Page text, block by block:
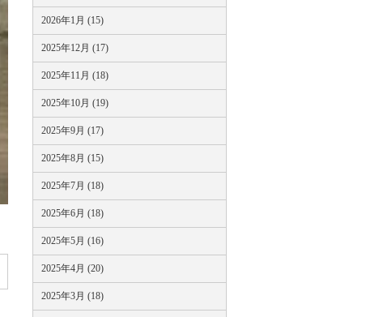
2026年1月 (15)
2025年12月 (17)
2025年11月 (18)
2025年10月 (19)
2025年9月 (17)
2025年8月 (15)
2025年7月 (18)
2025年6月 (18)
2025年5月 (16)
2025年4月 (20)
2025年3月 (18)